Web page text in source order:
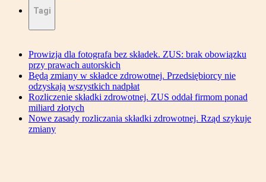
Tagi
Prowizja dla fotografa bez składek. ZUS: brak obowiązku
przy prawach autorskich
Będą zmiany w składce zdrowotnej. Przedsiębiorcy nie
odzyskają wszystkich nadpłat
Rozliczenie składki zdrowotnej. ZUS oddał firmom ponad
miliard złotych
Nowe zasady rozliczania składki zdrowotnej. Rząd szykuje
zmiany